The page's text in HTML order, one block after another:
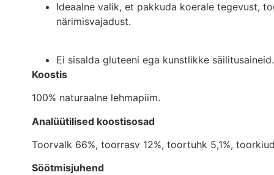
Ideaalne valik, et pakkuda koerale tegevust,
närimisvajadust.
Ei sisalda gluteeni ega kunstlikke säilitusaineid.
Koostis
100% naturaalne lehmapiim.
Analüütilised koostisosad
Toorvalk 66%, toorrasv 12%, toortuhk 5,1%,
Söötmisjuhend